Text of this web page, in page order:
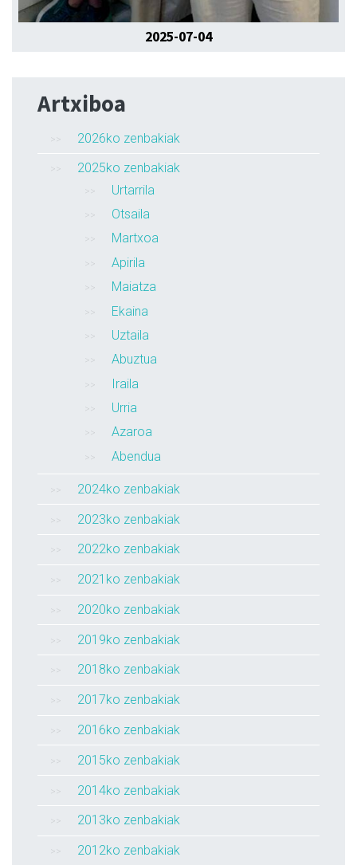
2025-07-04
Artxiboa
2026ko zenbakiak
2025ko zenbakiak
Urtarrila
Otsaila
Martxoa
Apirila
Maiatza
Ekaina
Uztaila
Abuztua
Iraila
Urria
Azaroa
Abendua
2024ko zenbakiak
2023ko zenbakiak
2022ko zenbakiak
2021ko zenbakiak
2020ko zenbakiak
2019ko zenbakiak
2018ko zenbakiak
2017ko zenbakiak
2016ko zenbakiak
2015ko zenbakiak
2014ko zenbakiak
2013ko zenbakiak
2012ko zenbakiak